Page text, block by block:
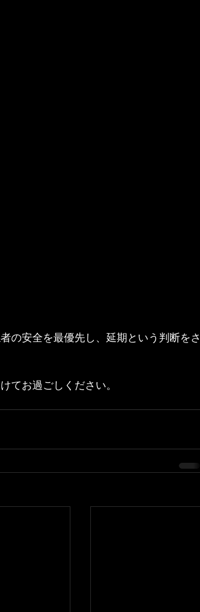
の安全を最優先し、延期という判断をさ
てお過ごしください。